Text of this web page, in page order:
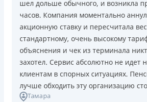
Погашение
В кассах и терминалах отделений
Оплата на расчетный счёт
Онлайн (через сайт или интернет-
Через терминалы самообслуживания
Лицензия НБУ
Лицензия НБУ №10
Вся информация о кредите
Возраст
18 - 70 лет
Преимущества
Сниженная процентная ставка
новых клиентов на период от 3 до 30
этого стандартная ставка 1%)
Запрашиваются только данные
банковской карты и телефона
шел дольше обычного, и возникла
часов. Компания моментально
акционную ставку и пересчитала
стандартному, очень высокому
объяснения и чек из терминала
захотел. Сервис абсолютно не идет
клиентам в спорных ситуациях.
лучше обходить эту организацию
Тамара